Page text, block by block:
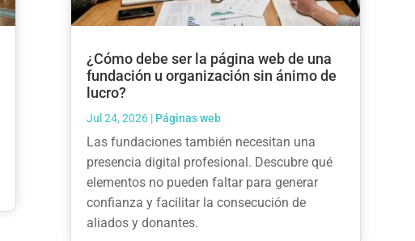
¿Cómo debe ser la página web de una
fundación u organización sin ánimo de
lucro?
Jul 24, 2026| Páginas web
Las fundaciones también necesitan una
presencia digital profesional. Descubre qué
elementos no pueden faltar para generar
confianza y facilitar la consecución de
aliados y donantes.